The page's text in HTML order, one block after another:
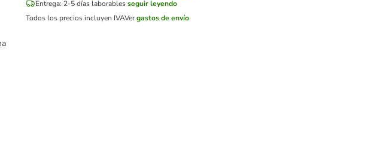
Entrega: 2-5 días laborables seguir leyendo
Todos los precios incluyen IVAVergastos de envío